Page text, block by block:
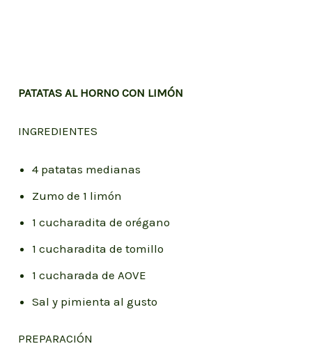
PATATAS AL HORNO CON LIMÓN
INGREDIENTES
4 patatas medianas
Zumo de 1 limón
1 cucharadita de orégano
1 cucharadita de tomillo
1 cucharada de AOVE
Sal y pimienta al gusto
PREPARACIÓN